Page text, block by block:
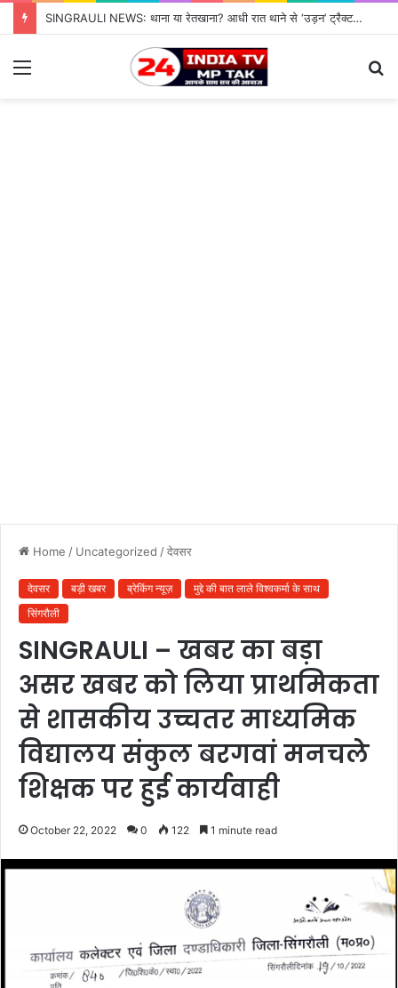
SINGRAULI NEWS: थाना या रेतखाना? आधी रात थाने से ‘उड़न’ ट्रैक्टर, जियावन पुलिस के पहरे में माफिया पास रेत माफिया के आगे नतमस्तक सिस्टम, सुशासन की पोल खोलती जियावन थाने की सनसनीखेज कहानी
Menu
Home / Uncategorized /देवसर
देवसर बड़ी खबर ब्रेकिंग न्यूज़
मुद्दे की बात लाले विश्वकर्मा के साथ
सिंगरौली
SINGRAULI – खबर का बड़ा
असर खबर को लिया प्राथमिकता
से शासकीय उच्चतर माध्यमिक
विद्यालय संकुल बरगवां मनचले
शिक्षक पर हुई कार्यवाही
October 22, 2022 0 122 1 minute read